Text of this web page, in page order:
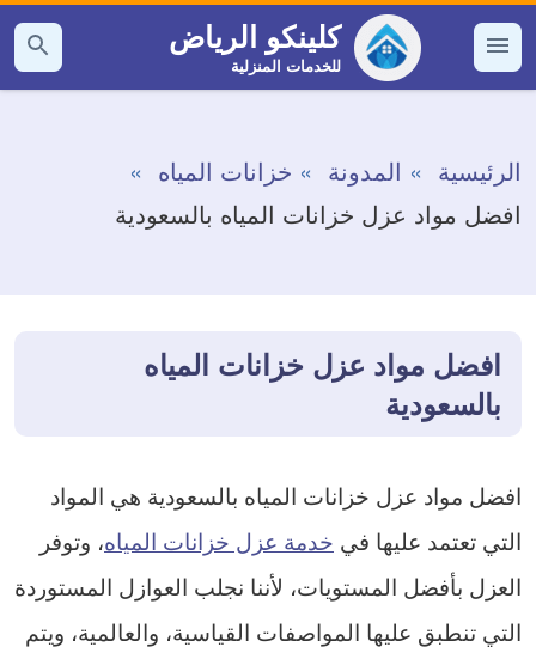
التجاوز
إلى القائمة
كلينكو الرياض
للخدمات المنزلية
بحث
عن
الرئيسية المدونة
خزانات المياه
افضل مواد عزل خزانات المياه بالسعودية
افضل مواد عزل خزانات المياه
بالسعودية
افضل مواد عزل خزانات المياه بالسعودية هي المواد
التي تعتمد عليها في خدمة عزل خزانات المياه، وتوفر
العزل بأفضل المستويات، لأننا نجلب العوازل المستوردة
التي تنطبق عليها المواصفات القياسية، والعالمية، ويتم